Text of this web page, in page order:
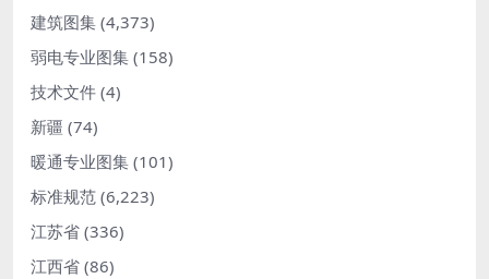
建筑图集 (4,373)
弱电专业图集 (158)
技术文件 (4)
新疆 (74)
暖通专业图集 (101)
标准规范 (6,223)
江苏省 (336)
江西省 (86)